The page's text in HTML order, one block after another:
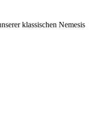
klassischen Nemesis